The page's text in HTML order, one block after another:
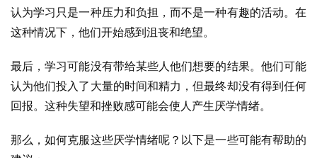
认为学习只是一种压力和负担，而不是一种有趣的活动。在
这种情况下，他们开始感到沮丧和绝望。
最后，学习可能没有带给某些人他们想要的结果。他们可能
认为他们投入了大量的时间和精力，但最终却没有得到任何
回报。这种失望和挫败感可能会使人产生厌学情绪。
那么，如何克服这些厌学情绪呢？以下是一些可能有帮助的